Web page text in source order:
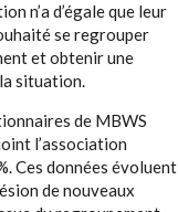
n’a d’égale que leur
se regrouper
et obtenir une
situation.
de MBWS
l’association
Ces données évoluent
de nouveaux